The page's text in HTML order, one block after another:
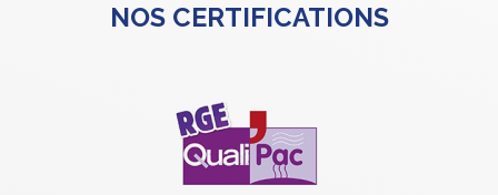
NOS CERTIFICATIONS